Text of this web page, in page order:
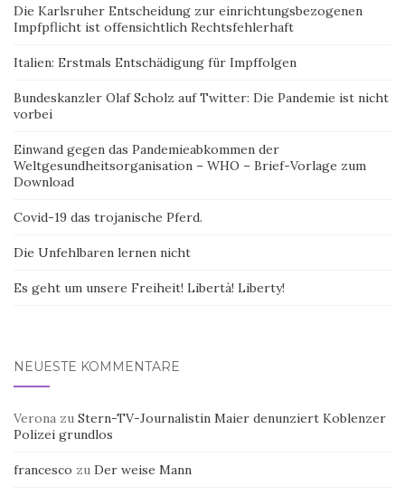
Die Karlsruher Entscheidung zur einrichtungsbezogenen
Impfpflicht ist offensichtlich Rechtsfehlerhaft
Italien: Erstmals Entschädigung für Impffolgen
Bundeskanzler Olaf Scholz auf Twitter: Die Pandemie ist nicht
vorbei
Einwand gegen das Pandemieabkommen der
Weltgesundheitsorganisation – WHO – Brief-Vorlage zum
Download
Covid-19 das trojanische Pferd.
Die Unfehlbaren lernen nicht
Es geht um unsere Freiheit! Libertà! Liberty!
NEUESTE KOMMENTARE
Verona zu Stern-TV-Journalistin Maier denunziert Koblenzer
Polizei grundlos
francesco zu Der weise Mann